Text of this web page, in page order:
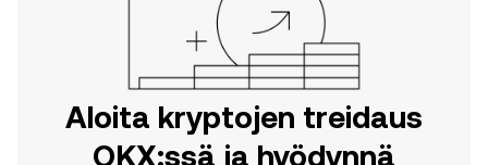
Aloita kryptojen treidaus
OKX:ssä ja hyödynnä